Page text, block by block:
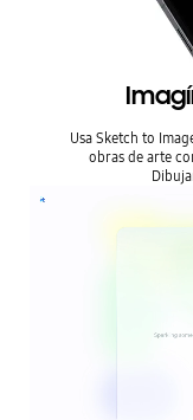
Usa Sketch to
obras de arte